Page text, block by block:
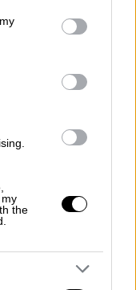
You may click to
party tags to
in below Google
the
και το
αφήγηση.
ως
τίποτα
ερωτήματα
για τα
το
«τράπεζα»,
τη ζωή